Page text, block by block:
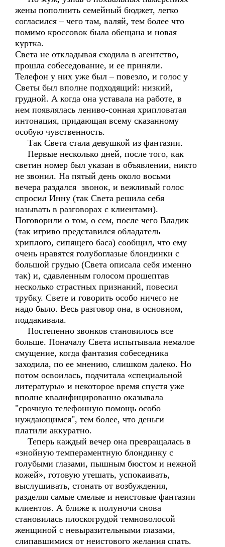
жены пополнить семейный бюджет, легко
согласился – чего там, валяй, тем более что
помимо кроссовок была обещана и новая
куртка.
Света не откладывая сходила в агентство,
прошла собеседование, и ее приняли.
Телефон у них уже был – повезло, и голос у
Светы был вполне подходящий: низкий,
грудной. А когда она уставала на работе, в
нем появлялась лениво-сонная хрипловатая
интонация, придающая всему сказанному
особую чувственность.
Так Света стала девушкой из фантазии.
Первые несколько дней, после того, как
светин номер был указан в объявлении, никто
не звонил. На пятый день около восьми
вечера раздался звонок, и вежливый голос
спросил Инну (так Света решила себя
называть в разговорах с клиентами).
Поговорили о том, о сем, после чего Владик
(так игриво представился обладатель
хриплого, сипящего баса) сообщил, что ему
очень нравятся голубоглазые блондинки с
большой грудью (Света описала себя именно
так) и, сдавленным голосом прошептав
несколько страстных признаний, повесил
трубку. Свете и говорить особо ничего не
надо было. Весь разговор она, в основном,
поддакивала.
Постепенно звонков становилось все
больше. Поначалу Света испытывала немалое
смущение, когда фантазия собеседника
заходила, по ее мнению, слишком далеко. Но
потом освоилась, подчитала «специальной
литературы» и некоторое время спустя уже
вполне квалифицированно оказывала
"срочную телефонную помощь особо
нуждающимся", тем более, что деньги
платили аккуратно.
Теперь каждый вечер она превращалась в
«знойную темпераментную блондинку с
голубыми глазами, пышным бюстом и нежной
кожей», готовую утешать, успокаивать,
выслушивать, стонать от возбуждения,
разделяя самые смелые и неистовые фантазии
клиентов. А ближе к полуночи снова
становилась плоскогрудой темноволосой
женщиной с невыразительными глазами,
слипавшимися от неистового желания спать.